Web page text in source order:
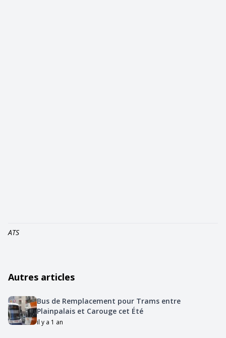
ATS
Autres articles
Bus de Remplacement pour Trams entre
Plainpalais et Carouge cet Été
il y a 1 an